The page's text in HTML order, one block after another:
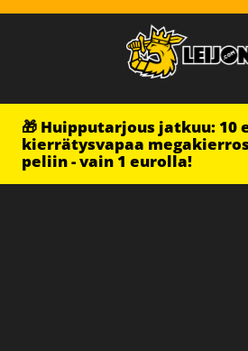
🎁 Huipputarjous jatkuu: 10
kierrätysvapaa
peliin - vain 1 eurolla!